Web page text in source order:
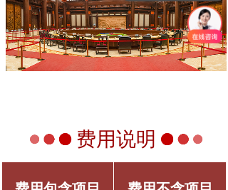
费用说明